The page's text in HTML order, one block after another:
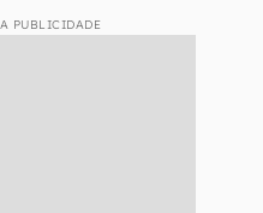
PUBLICIDADE